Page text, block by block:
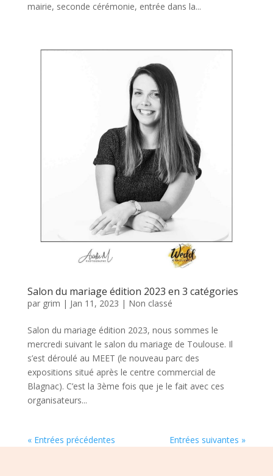
mairie, seconde cérémonie, entrée dans la...
Salon du mariage édition 2023 en 3 catégories
par grim | Jan 11, 2023 | Non classé
Salon du mariage édition 2023, nous sommes le
mercredi suivant le salon du mariage de Toulouse. Il
s’est déroulé au MEET (le nouveau parc des
expositions situé après le centre commercial de
Blagnac). C’est la 3ème fois que je le fait avec ces
organisateurs...
« Entrées précédentes Entrées suivantes »